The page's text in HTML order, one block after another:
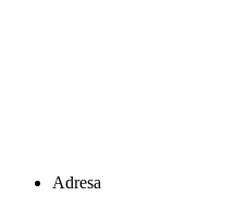
Adresa